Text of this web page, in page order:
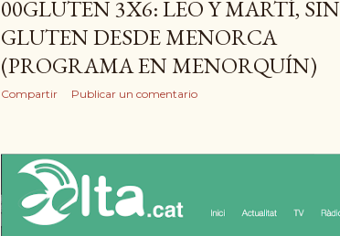
00GLUTEN 3X6: LEO Y MARTÍ, SIN
GLUTEN DESDE MENORCA
(PROGRAMA EN MENORQUÍN)
Compartir Publicar un comentario